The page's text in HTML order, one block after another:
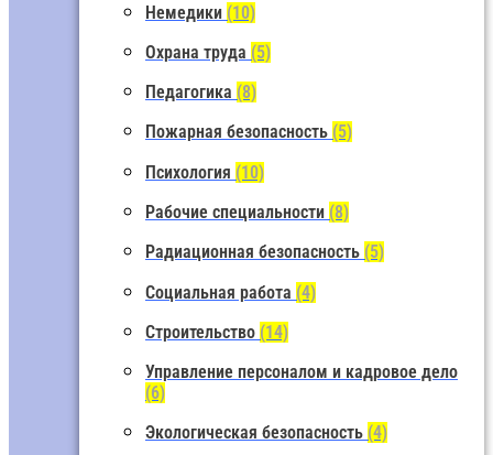
Немедики (10)
Охрана труда (5)
Педагогика (8)
Пожарная безопасность (5)
Психология (10)
Рабочие специальности (8)
Радиационная безопасность (5)
Социальная работа (4)
Строительство (14)
Управление персоналом и кадровое дело
(6)
Экологическая безопасность (4)